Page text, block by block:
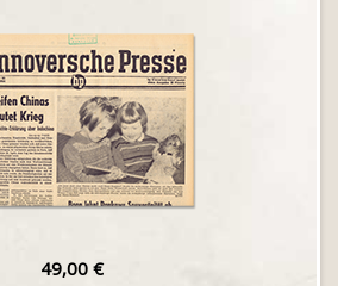
49,00 €